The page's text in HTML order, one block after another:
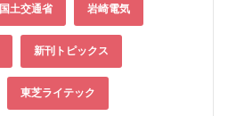
国土交通省 岩崎電気
新刊トピックス
東芝ライテック